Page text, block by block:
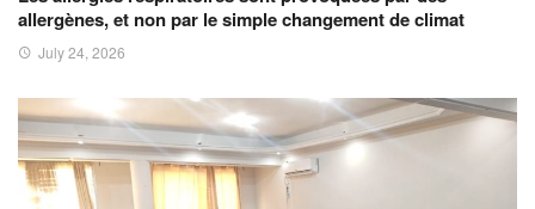
allergènes, et non par le simple changement de climat
July 24, 2026